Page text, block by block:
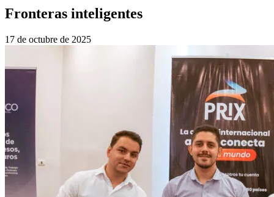
Fronteras inteligentes
17 de octubre de 2025